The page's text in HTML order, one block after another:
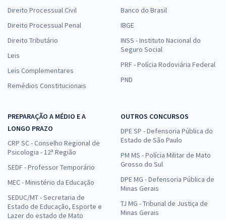
Direito Processual Civil
Direito Processual Penal
Direito Tributário
Leis
Leis Complementares
Remédios Constitucionais
Banco do Brasil
IBGE
INSS - Instituto Nacional do
Seguro Social
PRF - Polícia Rodoviária Federal
PND
PREPARAÇÃO A MÉDIO E A
LONGO PRAZO
CRP SC - Conselho Regional de
Psicologia - 12ª Região
SEDF - Professor Temporário
MEC - Ministério da Educação
SEDUC/MT - Secretaria de
Estado de Educação, Esporte e
Lazer do estado de Mato
OUTROS CONCURSOS
DPE SP - Defensoria Pública do
Estado de São Paulo
PM MS - Polícia Militar de Mato
Grosso do Sul
DPE MG - Defensoria Pública de
Minas Gerais
TJ MG - Tribunal de Justiça de
Minas Gerais